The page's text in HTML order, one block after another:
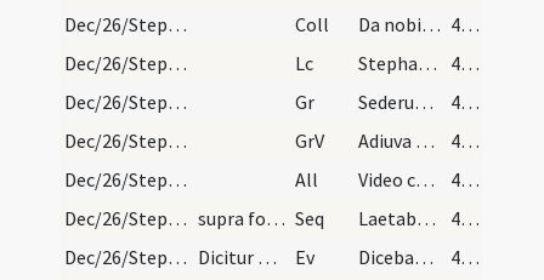
Dec/26/Stephanus martyr/M2/Mass Propers
Coll Da nobis quaesumus Domine imitari quod colimus
45 (11r)
Dec/26/Stephanus martyr/M2/Mass Propers
Lc Stephanus plenus gratia et fortitudine
45 (11r)
Dec/26/Stephanus martyr/M2/Mass Propers
Gr Sederunt principes
46 (11v)
Dec/26/Stephanus martyr/M2/Mass Propers
GrV Adiuva me Domine
46 (11v)
Dec/26/Stephanus martyr/M2/Mass Propers
All Video caelos apertos
46 (11v)
Dec/26/Stephanus martyr/M2/Mass Propers
supra folio decimo Seq Laetabundus
46 (11v)
Dec/26/Stephanus martyr/M2/Mass Propers
Dicitur Credo. Ev Dicebat Iesus ... Ecce ego mitto ad vos prophetas
46 (11v)